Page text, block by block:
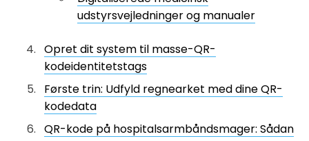
udstyrsvejledninger og manualer
Opret dit system til masse-QR-
kodeidentitetstags
Første trin: Udfyld regnearket med dine QR-
kodedata
QR-kode på hospitalsarmbåndsmager: Sådan